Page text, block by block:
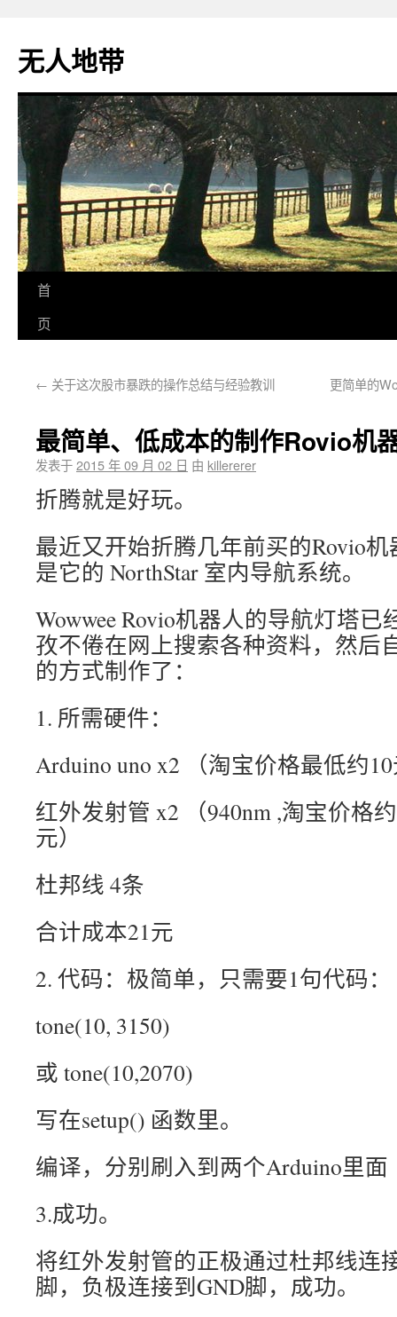
无人地带
首
页
← 关于这次股市暴跌的操作总结与经验教训 更简单的
最简单、低成本的制作Rovio机
发表于2015 年 09 月 02 日 由 killererer
折腾就是好玩。
最近又开始折腾几年前买的Rovio
是它的 NorthStar 室内导航系统。
Wowwee Rovio机器人的导航灯塔
孜不倦在网上搜索各种资料，然后
的方式制作了：
1. 所需硬件：
Arduino uno x2 （淘宝价格最低约
红外发射管 x2 （940nm ,淘宝价格
元）
杜邦线 4条
合计成本21元
2. 代码：极简单，只需要1句代码：
tone(10, 3150)
或 tone(10,2070)
写在setup() 函数里。
编译，分别刷入到两个Arduino里面
3.成功。
将红外发射管的正极通过杜邦线连
脚，负极连接到GND脚，成功。